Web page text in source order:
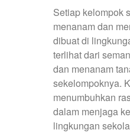
Setiap kelompok
menanam dan
dibuat di
terlihat dari
dan menanam
sekelompoknya.
menumbuhkan
dalam menjaga
lingkungan